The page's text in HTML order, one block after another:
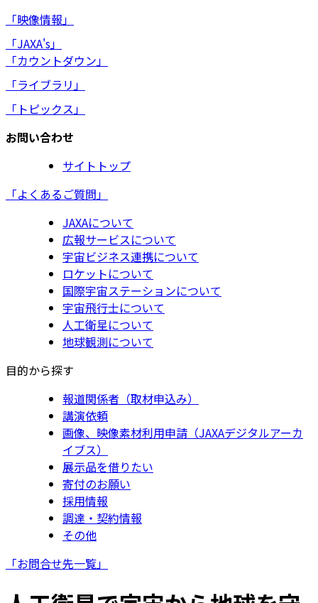
「映像情報」
「JAXA's」
「カウントダウン」
「ライブラリ」
「トピックス」
お問い合わせ
サイトトップ
「よくあるご質問」
JAXAについて
広報サービスについて
宇宙ビジネス連携について
ロケットについて
国際宇宙ステーションについて
宇宙飛行士について
人工衛星について
地球観測について
目的から探す
報道関係者（取材申込み）
講演依頼
画像、映像素材利用申請（JAXAデジタルアーカ
イブス）
展示品を借りたい
寄付のお願い
採用情報
調達・契約情報
その他
「お問合せ先一覧」